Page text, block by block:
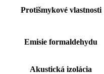
Protišmykové vlastnosti
Emisie formaldehydu
Akustická izolácia